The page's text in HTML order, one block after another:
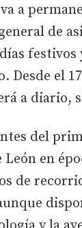
a
de
Desde el
a diario,
del
en
de